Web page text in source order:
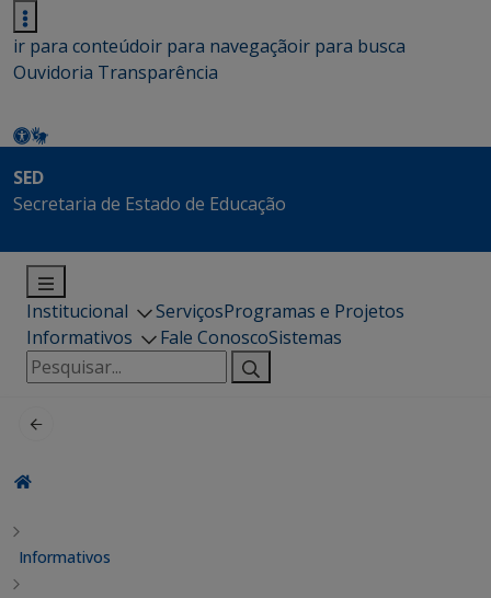
ir para conteúdoir para navegaçãoir para busca
Ouvidoria Transparência
SED
Secretaria de Estado de Educação
Institucional ServiçosProgramas e Projetos
Informativos
Fale ConoscoSistemas
Pesquisar
por:
Informativos